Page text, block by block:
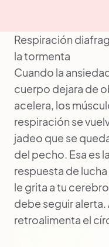
Respiración
la tormenta
Cuando la
cuerpo dejara de
acelera, los
respiración se
jadeo que se
del pecho. Esa es la
respuesta de
le grita a tu
debe seguir alerta.
retroalimenta el